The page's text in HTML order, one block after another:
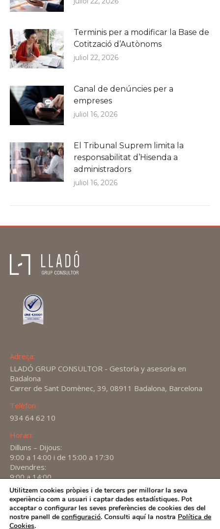
Terminis per a modificar la Base de
Cotització d’Autònoms
juliol 22, 2026
Canal de denúncies per a
empreses
juliol 16, 2026
El Tribunal Suprem limita la
responsabilitat d’Hisenda a
administradors
juliol 16, 2026
Adreça:
LLADÓ GRUP CONSULTOR - Gestoría y asesoría en
Badalona
Carrer de Sant Domènec, 39, 08911 Badalona, Barcelona
Telèfon:
934 64 62 10
Horari:
Dilluns – Dijous:
9:00 a 14:00 i de 15:00 a 17:30
Divendres:
9:00 a 14:00
Find us on:
X
page
YouTube
page
Linkedin
page
2026 - Avís Legal-Política de privacitat
Política de
Utilitzem cookies pròpies i de tercers per millorar la seva
experiència com a usuari i captar dades estadístiques. Pot
acceptar o configurar les seves preferències de cookies des del
nostre panell de configuració. Consulti aquí la nostra Política de
Cookies.